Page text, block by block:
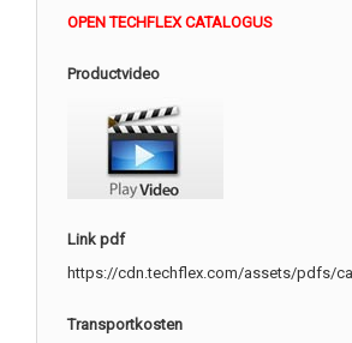
OPEN TECHFLEX CATALOGUS
Productvideo
Link pdf
https://cdn.techflex.com/assets/pdfs/
Transportkosten